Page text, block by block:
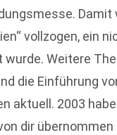
Damit
vollzogen, ein
Weitere
die Einführung
aktuell. 2003
dir